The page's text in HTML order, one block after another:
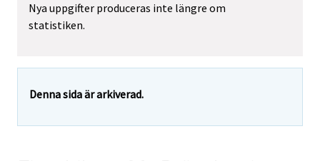
Nya uppgifter produceras inte längre om
statistiken.
Denna sida är arkiverad.